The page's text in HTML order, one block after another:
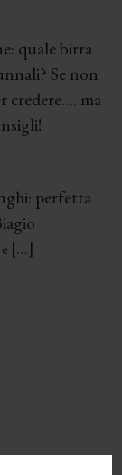
quale birra
Se non
credere…. ma
perfetta
[…]